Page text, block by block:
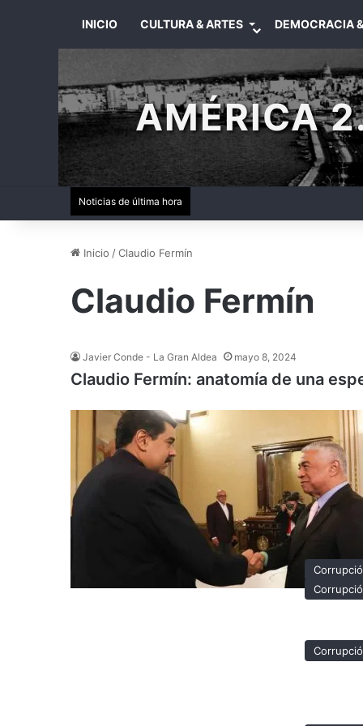
INICIO CULTURA & ARTES DEMOCRACIA
AMÉRICA
Noticias de última hora
Inicio /Claudio Fermín
Claudio Fermín
Javier Conde - La Gran Aldea mayo 8, 2024
Claudio Fermín: anatomía de una